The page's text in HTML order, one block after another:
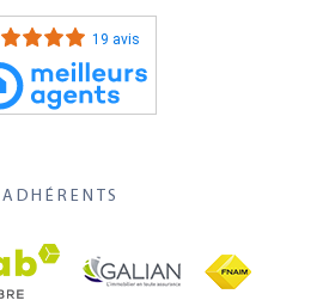
19 avis
ADHÉRENTS